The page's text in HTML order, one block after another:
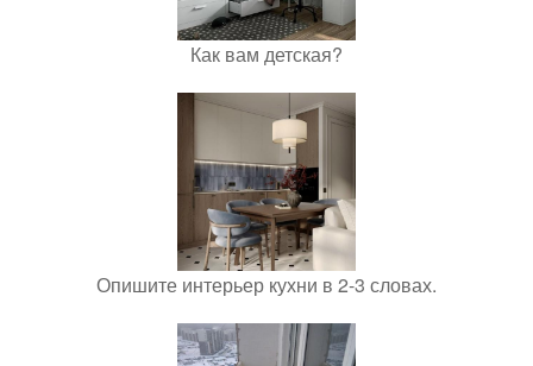
Как вам детская?
Опишите интерьер кухни в 2-3 словах.